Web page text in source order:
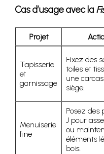
Cas d’usage avec la
Projet
Tapisserie
et
garnissage
Fixez des
toiles et
une
siège.
Menuiserie
fine
Posez des
J pour
ou
éléments
bois.